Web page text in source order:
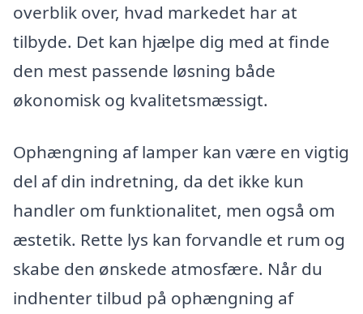
overblik over, hvad markedet har at
tilbyde. Det kan hjælpe dig med at finde
den mest passende løsning både
økonomisk og kvalitetsmæssigt.
Ophængning af lamper kan være en vigtig
del af din indretning, da det ikke kun
handler om funktionalitet, men også om
æstetik. Rette lys kan forvandle et rum og
skabe den ønskede atmosfære. Når du
indhenter tilbud på ophængning af